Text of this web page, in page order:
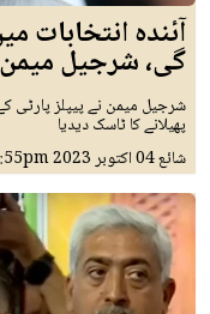
آئندہ
گی، شرجیل
شرجیل میمن نے پیپلز پارٹی
پھیلانے کا ٹاسک دیدیا
شائع04 اکتوبر 2023